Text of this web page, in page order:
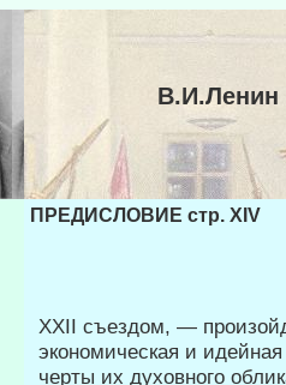
ПРЕДИСЛОВИЕ стр. XIV
XXII съездом, —
экономиче­ская и
черты их духовного